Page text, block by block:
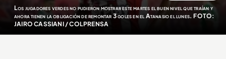
Los jugadores verdes no pudieron mostrar este martes el buen nivel que traían y
ahora tienen la obligación de remontar 3 goles en el Atanasio el lunes. FOTO:
JAIRO CASSIANI / COLPRENSA